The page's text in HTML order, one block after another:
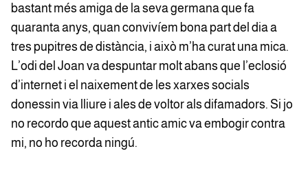
bastant més amiga de la seva germana que fa
quaranta anys, quan convivíem bona part del dia a
tres pupitres de distància, i això m’ha curat una mica.
L’odi del Joan va despuntar molt abans que l’eclosió
d’internet i el naixement de les xarxes socials
donessin via lliure i ales de voltor als difamadors. Si jo
no recordo que aquest antic amic va embogir contra
mi, no ho recorda ningú.